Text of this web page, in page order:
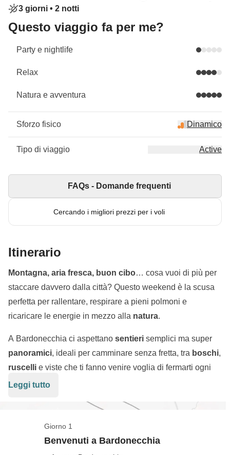
3 giorni • 2 notti
Questo viaggio fa per me?
Party e nightlife
Relax
Natura e avventura
Sforzo fisico Dinamico
Tipo di viaggio Active
Cercando i migliori prezzi per i voli
FAQs - Domande frequenti
Itinerario
Montagna, aria fresca, buon cibo… cosa vuoi di più per
staccare davvero dalla città? Questo weekend è la scusa
perfetta per rallentare, respirare a pieni polmoni e
ricaricare le energie in mezzo alla natura.
A Bardonecchia ci aspettano sentieri semplici ma super
panoramici, ideali per camminare senza fretta, tra boschi,
ruscelli e viste che ti fanno venire voglia di fermarti ogni
due minuti per una foto. Non serve essere esperti: basta
Leggi tutto
Giorno 1
Benvenuti a Bardonecchia